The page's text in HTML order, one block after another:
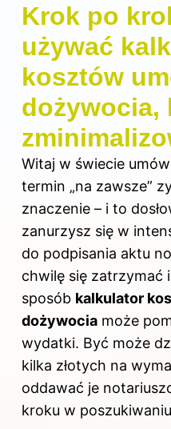
Krok po
używać
kosztów
dożywocia,
Witaj w świecie
termin „na zawsze”
znaczenie – i to
zanurzysz się w
do podpisania aktu
chwilę się zatrzymać
sposób kalkulator
dożywocia może
wydatki. Być może
kilka złotych na
oddawać je
kroku w